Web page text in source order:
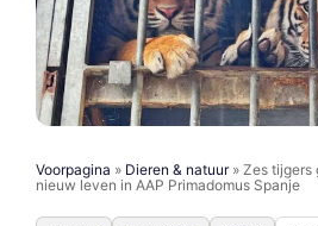
Voorpagina » Dieren & natuur» Zes tijgers
nieuw leven in AAP Primadomus Spanje